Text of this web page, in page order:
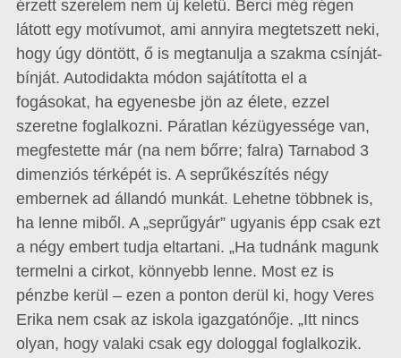
érzett szerelem nem új keletű. Berci még régen
látott egy motívumot, ami annyira megtetszett neki,
hogy úgy döntött, ő is megtanulja a szakma csínját-
bínját. Autodidakta módon sajátította el a
fogásokat, ha egyenesbe jön az élete, ezzel
szeretne foglalkozni. Páratlan kézügyessége van,
megfestette már (na nem bőrre; falra) Tarnabod 3
dimenziós térképét is. A seprűkészítés négy
embernek ad állandó munkát. Lehetne többnek is,
ha lenne miből. A „seprűgyár” ugyanis épp csak ezt
a négy embert tudja eltartani. „Ha tudnánk magunk
termelni a cirkot, könnyebb lenne. Most ez is
pénzbe kerül – ezen a ponton derül ki, hogy Veres
Erika nem csak az iskola igazgatónője. „Itt nincs
olyan, hogy valaki csak egy dologgal foglalkozik.